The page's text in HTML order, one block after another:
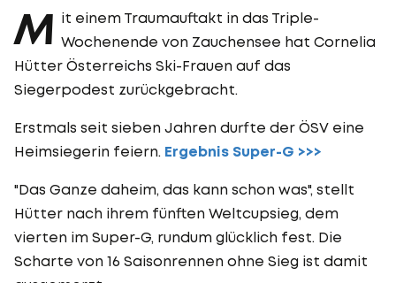
M it einem Traumauftakt in das Triple-
Wochenende von Zauchensee hat Cornelia
Hütter Österreichs Ski-Frauen auf das
Siegerpodest zurückgebracht.
Erstmals seit sieben Jahren durfte der ÖSV eine
Heimsiegerin feiern. Ergebnis Super-G >>>
"Das Ganze daheim, das kann schon was", stellt
Hütter nach ihrem fünften Weltcupsieg, dem
vierten im Super-G, rundum glücklich fest. Die
Scharte von 16 Saisonrennen ohne Sieg ist damit